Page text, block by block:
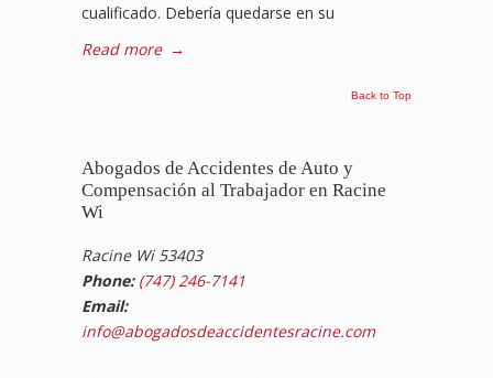
cualificado. Debería quedarse en su
Read more →
Back to Top
Abogados de Accidentes de Auto y
Compensación al Trabajador en Racine
Wi
Racine Wi 53403
Phone: (747) 246-7141
Email:
info@abogadosdeaccidentesracine.com